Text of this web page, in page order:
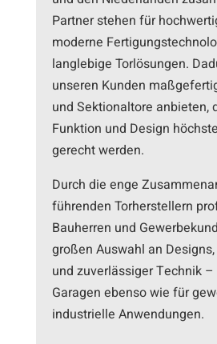
Partner stehen für
moderne
langlebige Torlösungen.
unseren Kunden
und Sektionaltore anbieten,
Funktion und Design
gerecht werden.
Durch die enge
führenden Torherstellern
Bauherren und
großen Auswahl an
und zuverlässiger Technik
Garagen ebenso wie für
industrielle Anwendungen.